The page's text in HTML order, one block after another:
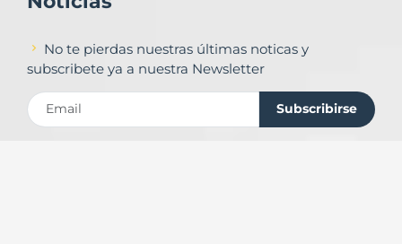
No te pierdas nuestras últimas noticas y
subscribete ya a nuestra Newsletter
Subscribirse